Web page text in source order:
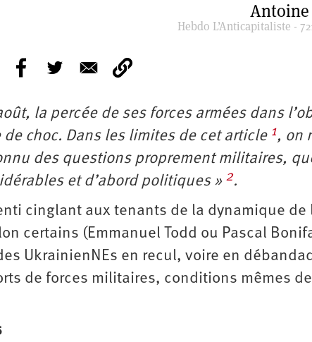
Antoine
Hebdo L’Anticapitaliste -
la percée de ses forces armées dans
choc. Dans les limites de cet article 1, on
des questions proprement militaires,
et d’abord politiques » 2.
cinglant aux tenants de la dynamique de
certains (Emmanuel Todd ou Pascal
UkrainienNEs en recul, voire en
de forces militaires, conditions mêmes de